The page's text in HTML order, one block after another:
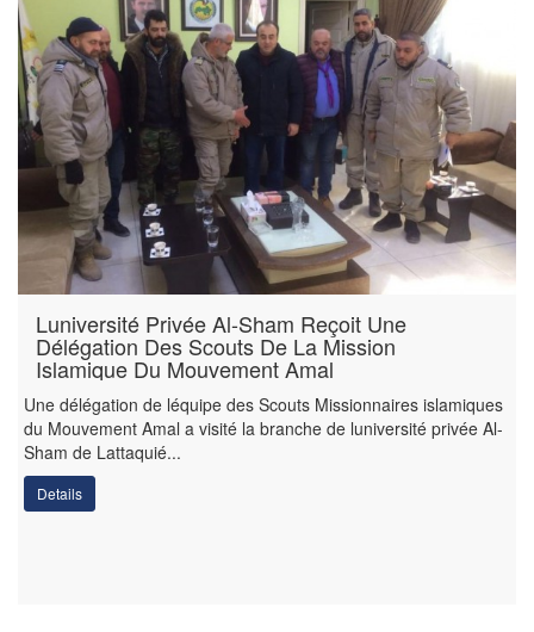
Luniversité Privée Al-Sham Reçoit Une
Délégation Des Scouts De La Mission
Islamique Du Mouvement Amal
Une délégation de léquipe des Scouts Missionnaires islamiques
du Mouvement Amal a visité la branche de luniversité privée Al-
Sham de Lattaquié...
Details